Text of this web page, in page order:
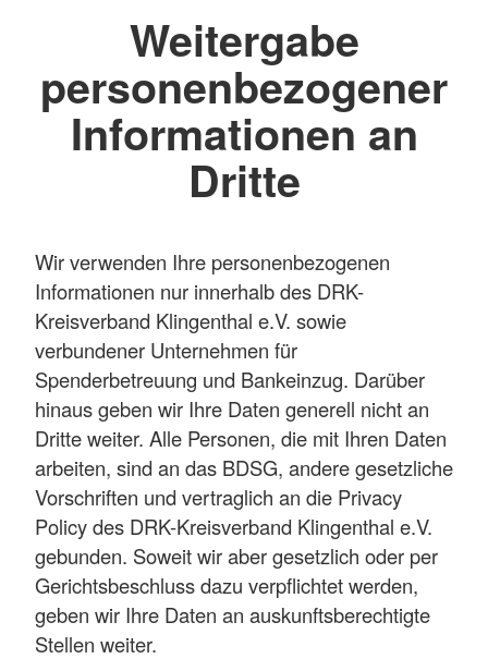
Weitergabe
personenbezogener
Informationen an
Dritte
Wir verwenden Ihre personenbezogenen
Informationen nur innerhalb des DRK-
Kreisverband Klingenthal e.V. sowie
verbundener Unternehmen für
Spenderbetreuung und Bankeinzug. Darüber
hinaus geben wir Ihre Daten generell nicht an
Dritte weiter. Alle Personen, die mit Ihren Daten
arbeiten, sind an das BDSG, andere gesetzliche
Vorschriften und vertraglich an die Privacy
Policy des DRK-Kreisverband Klingenthal e.V.
gebunden. Soweit wir aber gesetzlich oder per
Gerichtsbeschluss dazu verpflichtet werden,
geben wir Ihre Daten an auskunftsberechtigte
Stellen weiter.